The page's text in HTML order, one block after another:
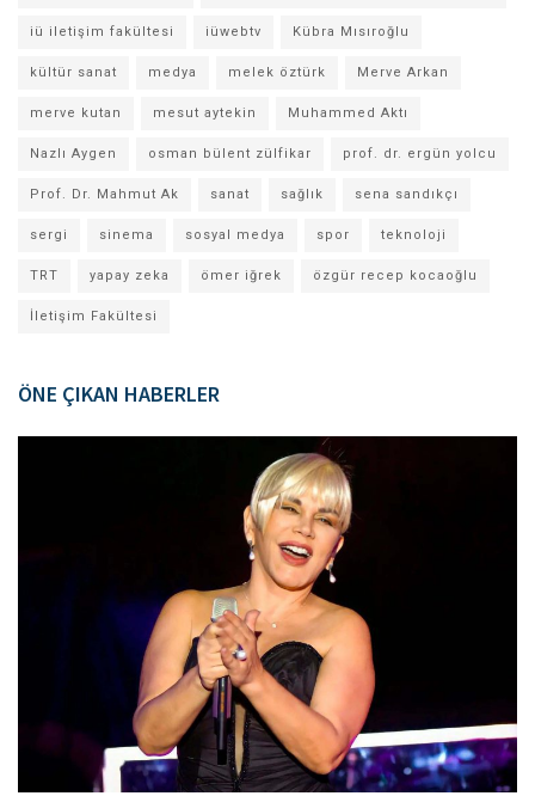
iü iletişim fakültesi iüwebtv Kübra Mısıroğlu
kültür sanat medya melek öztürk Merve Arkan
merve kutan mesut aytekin Muhammed Aktı
Nazlı Aygen osman bülent zülfikar prof. dr. ergün yolcu
Prof. Dr. Mahmut Ak sanat sağlık sena sandıkçı
sergi sinema sosyal medya spor teknoloji
TRT yapay zeka ömer iğrek özgür recep kocaoğlu
İletişim Fakültesi
ÖNE ÇIKAN HABERLER